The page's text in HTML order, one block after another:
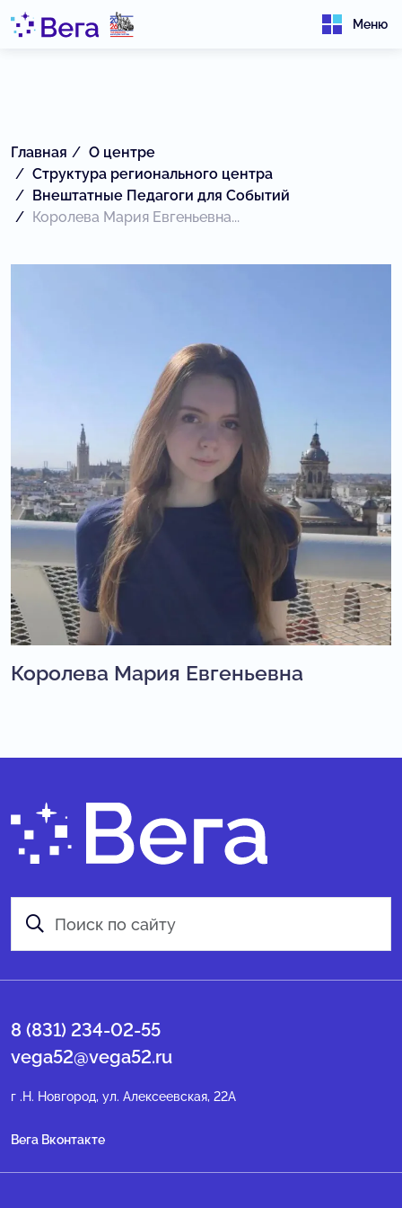
Меню
Главная
О центре
Структура регионального центра
Внештатные Педагоги для Событий
Королева Мария Евгеньевна...
Королева Мария Евгеньевна
8 (831) 234-02-55
vega52@vega52.ru
г .Н. Новгород, ул. Алексеевская, 22А
Вега Вконтакте